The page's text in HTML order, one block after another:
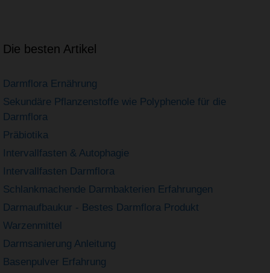
Die besten Artikel
Darmflora Ernährung
Sekundäre Pflanzenstoffe wie Polyphenole für die
Darmflora
Präbiotika
Intervallfasten & Autophagie
Intervallfasten Darmflora
Schlankmachende Darmbakterien Erfahrungen
Darmaufbaukur - Bestes Darmflora Produkt
Warzenmittel
Darmsanierung Anleitung
Basenpulver Erfahrung